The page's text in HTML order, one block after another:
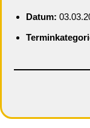
Datum: